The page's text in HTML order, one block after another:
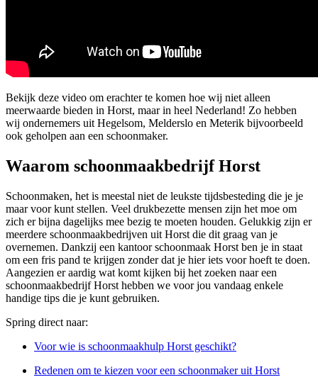
Bekijk deze video om erachter te komen hoe wij niet alleen
meerwaarde bieden in Horst, maar in heel Nederland! Zo hebben
wij ondernemers uit Hegelsom, Melderslo en Meterik bijvoorbeeld
ook geholpen aan een schoonmaker.
Waarom schoonmaakbedrijf Horst
Schoonmaken, het is meestal niet de leukste tijdsbesteding die je je
maar voor kunt stellen. Veel drukbezette mensen zijn het moe om
zich er bijna dagelijks mee bezig te moeten houden. Gelukkig zijn er
meerdere schoonmaakbedrijven uit Horst die dit graag van je
overnemen. Dankzij een kantoor schoonmaak Horst ben je in staat
om een fris pand te krijgen zonder dat je hier iets voor hoeft te doen.
Aangezien er aardig wat komt kijken bij het zoeken naar een
schoonmaakbedrijf Horst hebben we voor jou vandaag enkele
handige tips die je kunt gebruiken.
Spring direct naar:
Voor wie is schoonmaakhulp Horst geschikt?
Redenen om te kiezen voor een schoonmaker uit Horst